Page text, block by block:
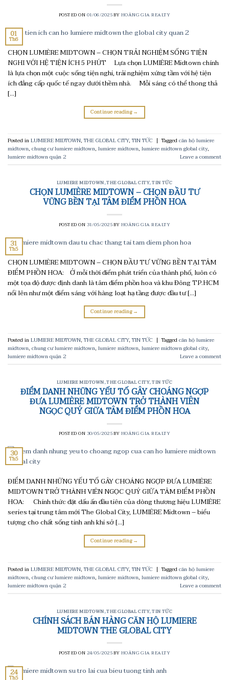
POSTED ON01/06/2025BYHOÀNG GIA REALTY
01
Th6
CHỌN LUMIÈRE MIDTOWN – CHỌN TRẢI NGHIỆM SỐNG TIỆN
NGHI VỚI HỆ TIỆN ÍCH 5 PHÚT Lựa chọn LUMIÈRE Midtown chính
là lựa chọn một cuộc sống tiện nghi, trải nghiệm xứng tầm với hệ tiện
ích đẳng cấp quốc tế ngay dưới thềm nhà. Mỗi sáng có thể thong thả
[…]
Continue reading→
Posted inLUMIERE MIDTOWN, THE GLOBAL CITY, TIN TỨC | Taggedcăn hộ lumiere
midtown, chung cư lumiere midtown, lumiere midtown, lumiere midtown global city,
lumiere midtown quận 2
Leave a comment
LUMIERE MIDTOWN,THE GLOBAL CITY,TIN TỨC
CHỌN LUMIÈRE MIDTOWN – CHỌN ĐẦU TƯ
VỮNG BỀN TẠI TÂM ĐIỂM PHỒN HOA
POSTED ON 31/05/2025BYHOÀNG GIA REALTY
31
Th5
CHỌN LUMIÈRE MIDTOWN – CHỌN ĐẦU TƯ VỮNG BỀN TẠI TÂM
ĐIỂM PHỒN HOA: Ở mỗi thời điểm phát triển của thành phố, luôn có
một tọa độ được định danh là tâm điểm phồn hoa và khu Đông TP.HCM
nổi lên như một điểm sáng với hàng loạt hạ tầng được đầu tư […]
Continue reading→
Posted inLUMIERE MIDTOWN, THE GLOBAL CITY, TIN TỨC | Taggedcăn hộ lumiere
midtown, chung cư lumiere midtown, lumiere midtown, lumiere midtown global city,
lumiere midtown quận 2
Leave a comment
LUMIERE MIDTOWN,THE GLOBAL CITY,TIN TỨC
ĐIỂM DANH NHỮNG YẾU TỐ GÂY CHOÁNG NGỢP
ĐƯA LUMIÈRE MIDTOWN TRỞ THÀNH VIÊN
NGỌC QUÝ GIỮA TÂM ĐIỂM PHỒN HOA
POSTED ON 30/05/2025BYHOÀNG GIA REALTY
30
Th5
ĐIỂM DANH NHỮNG YẾU TỐ GÂY CHOÁNG NGỢP ĐƯA LUMIÈRE
MIDTOWN TRỞ THÀNH VIÊN NGỌC QUÝ GIỮA TÂM ĐIỂM PHỒN
HOA: Chính thức đặt dấu ấn đầu tiên của dòng thương hiệu LUMIÈRE
series tại trung tâm mới The Global City, LUMIÈRE Midtown – biểu
tượng cho chất sống tinh anh khi sở […]
Continue reading→
Posted inLUMIERE MIDTOWN, THE GLOBAL CITY, TIN TỨC | Taggedcăn hộ lumiere
midtown, chung cư lumiere midtown, lumiere midtown, lumiere midtown global city,
lumiere midtown quận 2
Leave a comment
LUMIERE MIDTOWN,THE GLOBAL CITY,TIN TỨC
CHÍNH SÁCH BÁN HÀNG CĂN HỘ LUMIERE
MIDTOWN THE GLOBAL CITY
POSTED ON24/05/2025BYHOÀNG GIA REALTY
24
Th5